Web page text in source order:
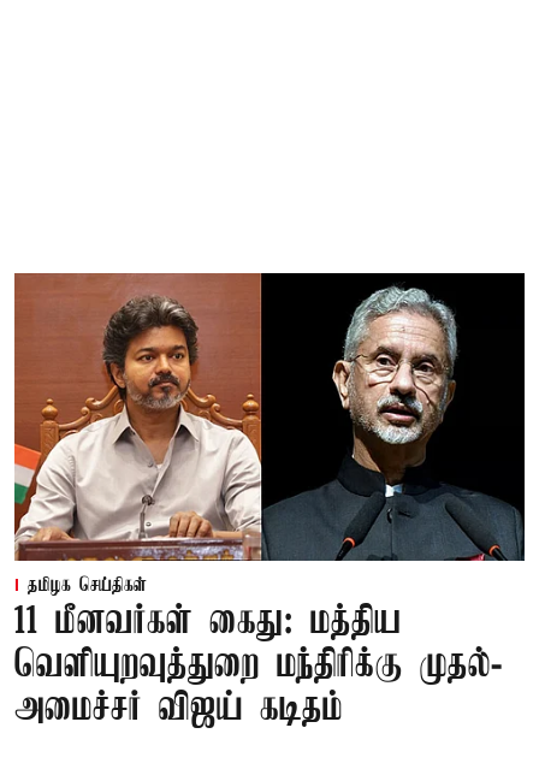
தமிழக செய்திகள்
11 மீனவர்கள் கைது: மத்திய
வெளியுறவுத்துறை மந்திரிக்கு முதல்-
அமைச்சர் விஜய் கடிதம்